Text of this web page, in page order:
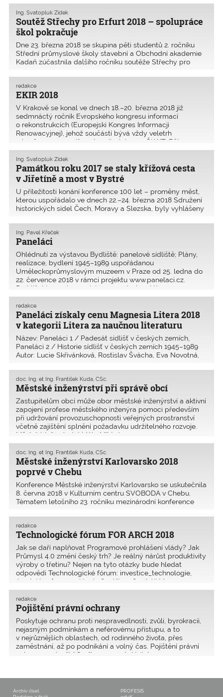
Soutěž Střechy pro Erfurt 2018 – spolupráce
škol pokračuje
Ing. Svatopluk Zídek
Dne 23. března 2018 se skupina pěti studentů 2. ročníku
Střední průmyslové školy stavební a Obchodní akademie
Kadaň zúčastnila dalšího ročníku soutěže Střechy pro
Thüringen na Technické vysoké škole v Erfurtu. Do
EKIR 2018
redakce
V Krakově se konal ve dnech 18.–20. března 2018 již
sedmnáctý ročník Evropského kongresu informací
o rekonstrukcích (Europejski Kongres Informacji
Renowacyjnej), jehož součástí bývá vždy veletrh
a konference, na níž vystoupil zástupce ČKAIT. Během
konference měli posluch
Památkou roku 2017 se staly křížová cesta
v Jiřetíně a most v Bystré
Ing. Svatopluk Zídek
U příležitosti konání konference 100 let – proměny měst,
kterou uspořádalo ve dnech 22.–24. března 2018 Sdružení
historických sídel Čech, Moravy a Slezska, byly vyhlášeny
soutěže přihlásilo 37 objektů. Již v páte
Paneláci
Ing. Pavel Křeček
Ohlédnutí za výstavou Bydliště: panelové sídliště; Plány,
realizace, bydlení 1945–1989 uspořádanou
Uměleckoprůmyslovým muzeem v Praze od 25. ledna do
22. července 2018 v rámci projektu www.panelaci.cz.
Prohlížel jsem si expozici a vzpomínal na léta
v Projektovém ústavu
Paneláci získaly cenu Magnesia Litera 2018
v kategorii Litera za naučnou literaturu
redakce
Název: Paneláci 1 / Padesát sídlišť v českých zemích,
Paneláci 2 / Historie sídlišť v českých zemích 1945–1989
Autor: Lucie Skřivánková, Rostislav Švácha, Eva Novotná,
Uměleckoprůmyslové museum v Praze, 2017
Městské inženýrství při správě obcí
doc. Ing. et Ing. František Kuda, CSc.
Zastupitelům obcí může obor městské inženýrství a aktivní
zapojení profese městského inženýra pomoci především
při udržování provozuschopnosti veřejných prostranství
včetně zajištění splnění požadavku udržitelného rozvoje.
Městské inženýrství (dále MI) je i
Městské inženýrství Karlovarsko 2018
poprvé v Chebu
doc. Ing. et Ing. František Kuda, CSc.
Konference Městské inženýrství Karlovarsko se uskutečnila
8. ­června 2018 v Kulturním centru SVOBODA v Chebu.
Tématem letošního 23. ročníku mezinárodní konference
městě. Letos poprvé, kdy byla konference uspořádá
Technologické fórum FOR ARCH 2018
redakce
Jak se daří naplňovat Programové prohlášení vlády? Jak
Průmysl 4.0 změní český trh? Je reálný nárůst produktivity
výroby o třetinu? Nejen na tyto otázky bude hledat
odpovědi Technologické fórum: investice_technologie,
úvodní konference, která 18. září 2018 zahájí Me
Pojištění právní ochrany
redakce
Poskytuje ochranu proti nespravedlnosti, zvůli, byrokracii,
nejasným podmínkám a neférovému přístupu, a to
v nejrůznějších oblastech, od rodinného života, přes
zaměstnání, až po podnikání a volný čas. Pojištění právní
ochrany podpoří AO při prosazování jejich op
Archiv čísel
PROFESIS